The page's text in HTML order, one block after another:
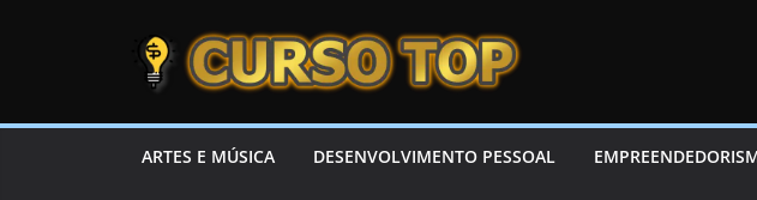
CURSOTOP
ARTES E MÚSICA DESENVOLVIMENTO PESSOAL